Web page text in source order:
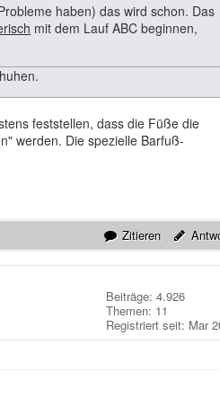
haben) das wird schon. Das
mit dem Lauf ABC beginnen,
feststellen, dass die Füße die
werden. Die spezielle Barfuß-
Zitieren
Beiträge: 4.926
Themen: 11
Registriert seit: Mar